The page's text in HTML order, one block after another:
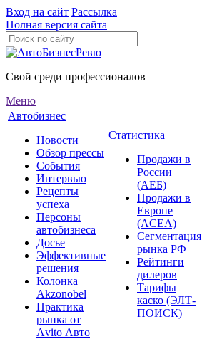
Вход на сайт Рассылка
Полная версия сайта
Свой среди профессионалов
Меню
Автобизнес
Новости
Обзор прессы
События
Интервью
Рецепты
успеха
Персоны
автобизнеса
Досье
Эффективные
решения
Колонка
Akzonobel
Практика
рынка от
Аvito Авто
Статистика
Продажи в
России
(АЕБ)
Продажи в
Европе
(ACEA)
Сегментация
рынка РФ
Рейтинги
дилеров
Тарифы
каско (ЭЛТ-
ПОИСК)